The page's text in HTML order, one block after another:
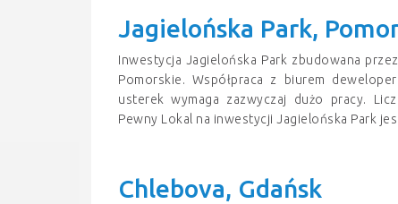
Jagielońska Park,
Inwestycja Jagielońska Park zbudowana
Pomorskie. Współpraca z biurem
usterek wymaga zazwyczaj dużo pracy.
Pewny Lokal na inwestycji Jagielońska Park
Chlebova, Gdańsk